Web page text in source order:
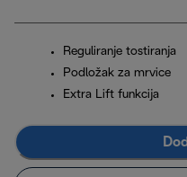
Reguliranje tostiranja
Podložak za mrvice
Extra Lift funkcija